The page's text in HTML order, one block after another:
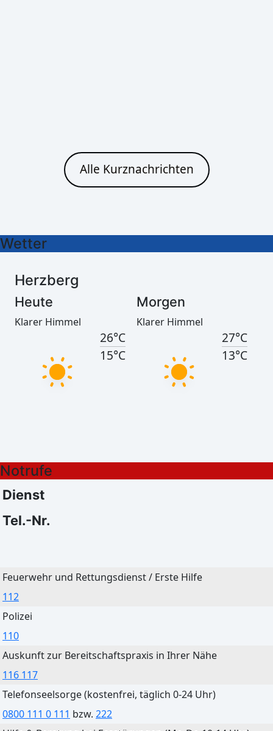
Alle Kurznachrichten
Wetter
Klarer Himmel
27°C
Morgen
Klarer Himmel
Herzberg
Heute
Klarer Himmel
26°C
15°C
Morgen
Klarer Himmel
27°C
13°C
Klarer Himmel
27°C
26°C
Bautzen
Heute
Klarer Himmel
12°C
Cottbus
Notrufe
Dienst
Tel.-Nr.
Feuerwehr und Rettungsdienst / Erste Hilfe
112
Polizei
110
Auskunft zur Bereitschaftspraxis in Ihrer Nähe
116 117
Telefonseelsorge (kostenfrei, täglich 0-24 Uhr)
0800 111 0 111 bzw. 222